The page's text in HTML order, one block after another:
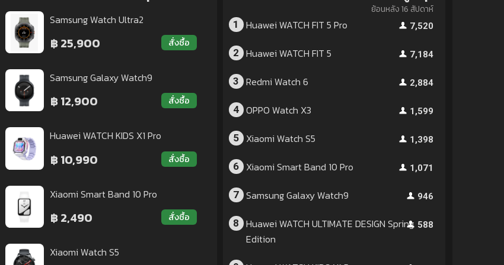
Samsung Watch Ultra2
฿ 25,900 สั่งซื้อ
Samsung Galaxy Watch9
฿ 12,900 สั่งซื้อ
Huawei WATCH KIDS X1 Pro
฿ 10,990 สั่งซื้อ
Xiaomi Smart Band 10 Pro
฿ 2,490 สั่งซื้อ
Xiaomi Watch S5
ย้อนหลัง 16 สัปดาห์
1 Huawei WATCH FIT 5 Pro 7,520
2 Huawei WATCH FIT 5 7,184
3 Redmi Watch 6 2,884
4 OPPO Watch X3 1,599
5 Xiaomi Watch S5 1,398
6 Xiaomi Smart Band 10 Pro 1,071
7 Samsung Galaxy Watch9 946
8
Huawei WATCH ULTIMATE DESIGN Spring
Edition
588